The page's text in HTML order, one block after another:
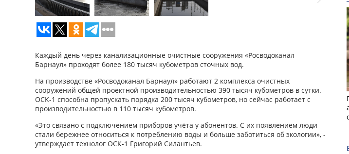
Каждый день через канализационные очистные сооружения «Росводоканал
Барнаул» проходят более 180 тысяч кубометров сточных вод.
На производстве «Росводоканал Барнаул» работают 2 комплекса очистных
сооружений общей проектной производительностью 390 тысяч кубометров в сутки.
ОСК-1 способна пропускать порядка 200 тысяч кубометров, но сейчас работает с
производительностью в 110 тысяч кубометров.
«Это связано с подключением приборов учёта у абонентов. С их появлением люди
стали бережнее относиться к потреблению воды и больше заботиться об экологии», -
утверждает технолог ОСК-1 Григорий Силантьев.